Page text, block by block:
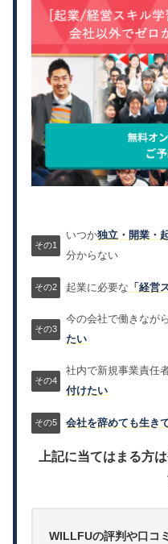
いつか独立・開業・
分からない
起業に必要な 「経営
今の会社で働きながら
たい
社内で新規事業責任
付けたい
会社を辞めても生き
上記に当てはまる方
WILLFUの評判や口コ